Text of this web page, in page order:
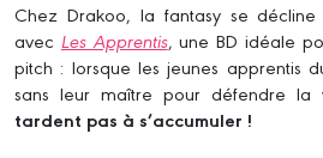
Chez Drakoo, la fantasy se décline
avec Les Apprentis, une BD idéale
pitch : lorsque les jeunes apprentis
sans leur maître pour défendre la
tardent pas à s’accumuler !